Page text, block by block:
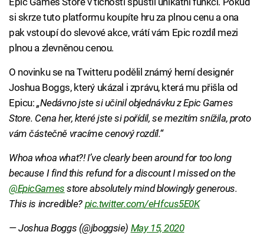
si skrze tuto platformu koupíte hru za plnou cenu a ona
pak vstoupí do slevové akce, vrátí vám Epic rozdíl mezi
plnou a zlevněnou cenou.
O novinku se na Twitteru podělil známý herní designér
Joshua Boggs, který ukázal i zprávu, která mu přišla od
Epicu:„Nedávno jste si učinil objednávku z Epic Games
Store. Cena her, které jste si pořídil, se mezitím snížila, proto
vám částečně vracíme cenový rozdíl.“
Whoa whoa what?! I’ve clearly been around for too long
because I find this refund for a discount I missed on the
@EpicGames ⁩ store absolutely mind blowingly generous.
This is incredible? pic.twitter.com/eHfcus5E0K
— Joshua Boggs (@jboggsie) May 15, 2020